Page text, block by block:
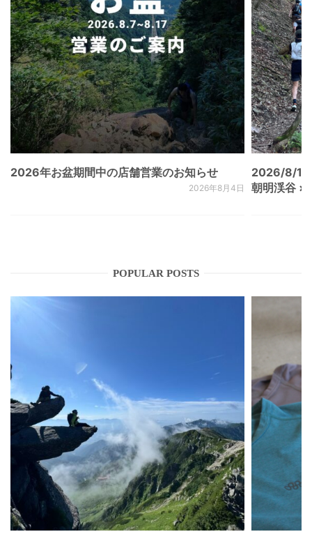
2026年お盆期間中の店舗営業のお知らせ
2026年8月4日
2026/8/
朝明渓谷 ×
POPULAR POSTS